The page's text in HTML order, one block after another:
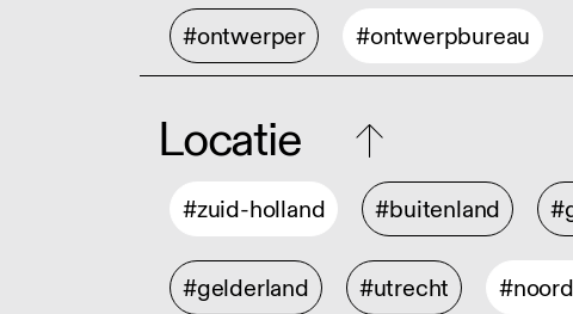
#ontwerper #ontwerpbureau
Locatie
#zuid-holland #buitenland
#gelderland #utrecht